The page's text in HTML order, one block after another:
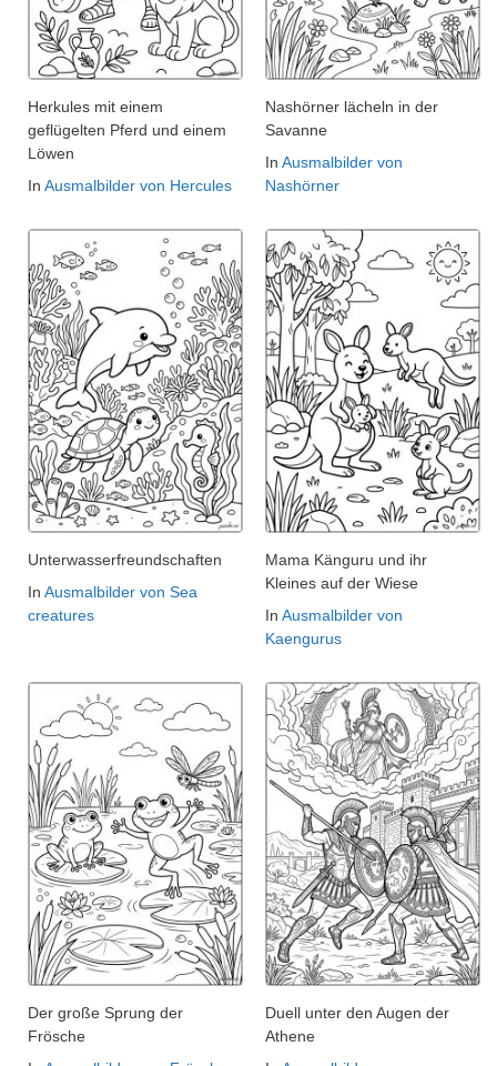
Herkules mit einem
geflügelten Pferd und einem
Löwen
In Ausmalbilder von Hercules
Nashörner lächeln in der
Savanne
In Ausmalbilder von
Nashörner
Unterwasserfreundschaften
In Ausmalbilder von Sea
creatures
Mama Känguru und ihr
Kleines auf der Wiese
In Ausmalbilder von
Kaengurus
Der große Sprung der
Frösche
Duell unter den Augen der
Athene